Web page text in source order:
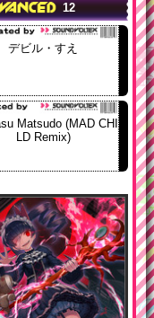
12
デビル・すえ
Matsudo (MAD CHI
LD Remix)